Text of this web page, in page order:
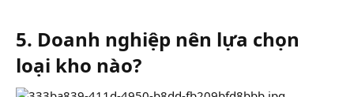
5. Doanh nghiệp nên lựa chọn
loại kho nào?​